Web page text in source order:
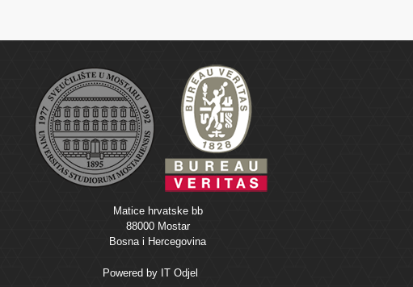
Matice hrvatske bb
88000 Mostar
Bosna i Hercegovina
Powered by IT Odjel